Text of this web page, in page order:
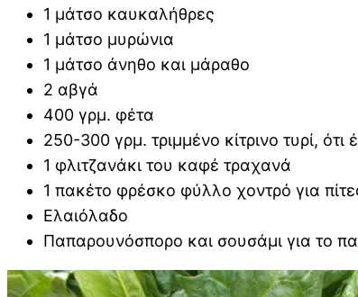
1 μάτσο καυκαλήθρες
1 μάτσο μυρώνια
1 μάτσο άνηθο και μάραθο
2 αβγά
400 γρμ. φέτα
250-300 γρμ. τριμμένο κίτρινο τυρί,
1 φλιτζανάκι του καφέ τραχανά
1 πακέτο φρέσκο φύλλο χοντρό για
Ελαιόλαδο
Παπαρουνόσπορο και σουσάμι για το